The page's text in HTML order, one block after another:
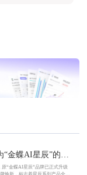
金蝶AI星辰”的官
“金蝶AI星辰”品牌已正式升级
焕新，标志着星辰系列产品全面